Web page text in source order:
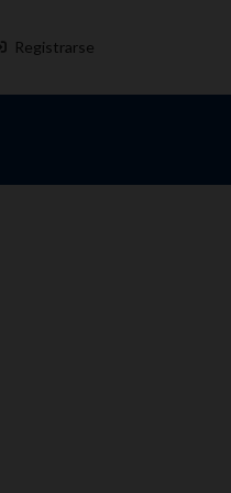
Registrarse